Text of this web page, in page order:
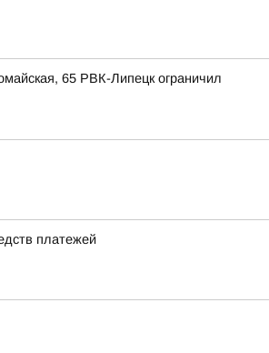
65 РВК-Липецк ограничил
платежей